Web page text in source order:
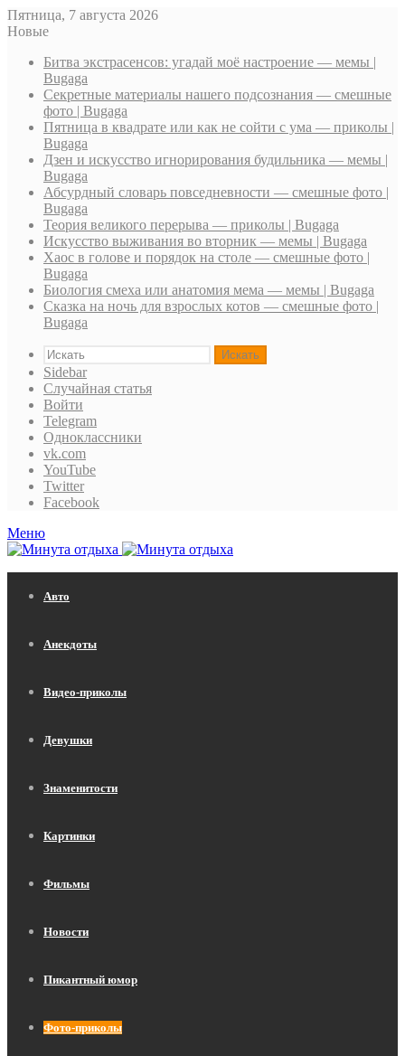
Пятница, 7 августа 2026
Новые
Битва экстрасенсов: угадай моё настроение — мемы |
Bugaga
Секретные материалы нашего подсознания — смешные
фото | Bugaga
Пятница в квадрате или как не сойти с ума — приколы |
Bugaga
Дзен и искусство игнорирования будильника — мемы |
Bugaga
Абсурдный словарь повседневности — смешные фото |
Bugaga
Теория великого перерыва — приколы | Bugaga
Искусство выживания во вторник — мемы | Bugaga
Хаос в голове и порядок на столе — смешные фото |
Bugaga
Биология смеха или анатомия мема — мемы | Bugaga
Сказка на ночь для взрослых котов — смешные фото |
Bugaga
Искать
Sidebar
Случайная статья
Войти
Telegram
Одноклассники
vk.com
YouTube
Twitter
Facebook
Меню
Авто
Анекдоты
Видео-приколы
Девушки
Знаменитости
Картинки
Фильмы
Новости
Пикантный юмор
Фото-приколы